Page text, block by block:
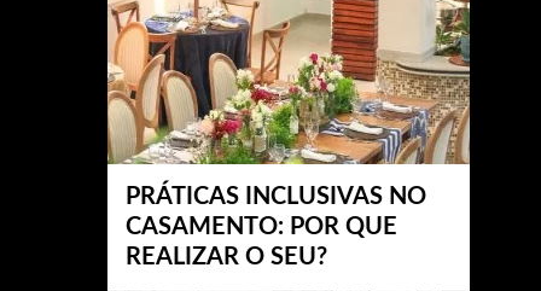
PRÁTICAS INCLUSIVAS NO
CASAMENTO: POR QUE
REALIZAR O SEU?